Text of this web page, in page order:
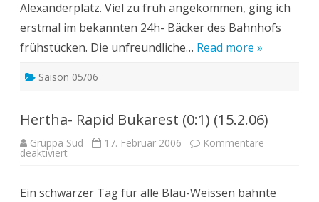
Alexanderplatz. Viel zu früh angekommen, ging ich
erstmal im bekannten 24h- Bäcker des Bahnhofs
frühstücken. Die unfreundliche… Read more »
Saison 05/06
Hertha- Rapid Bukarest (0:1) (15.2.06)
Gruppa Süd 17. Februar 2006 Kommentare
deaktiviert
(0:1)
Ein schwarzer Tag für alle Blau-Weissen bahnte